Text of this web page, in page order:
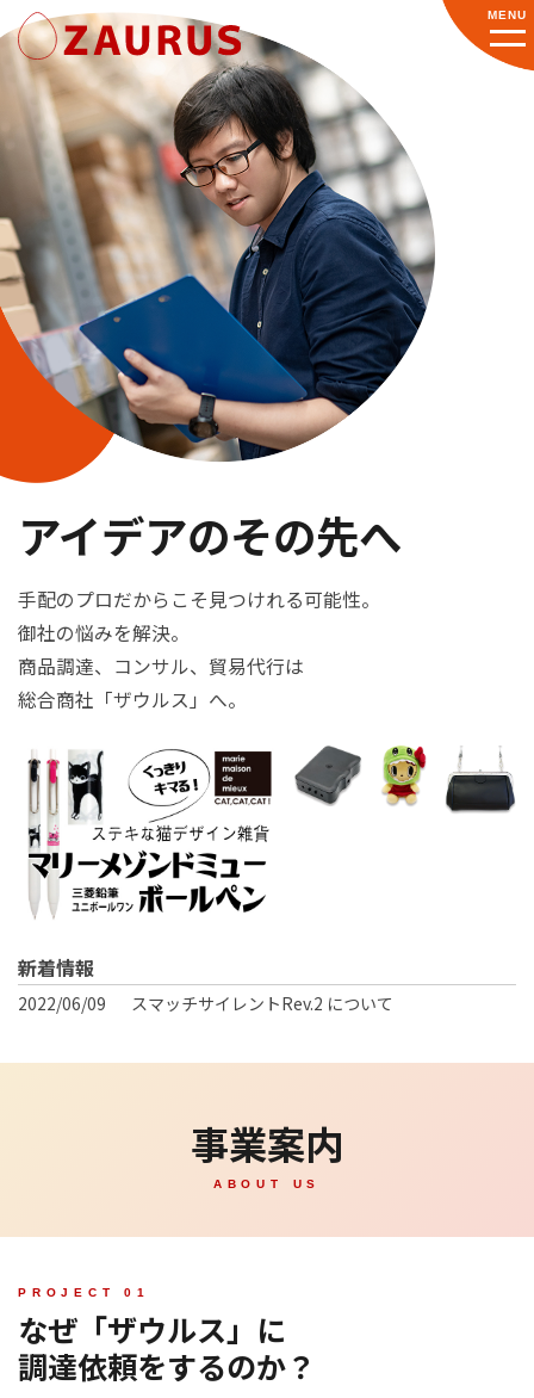
MENU
アイデアのその先へ
手配のプロだからこそ見つけれる可能性。
御社の悩みを解決。
商品調達、コンサル、貿易代行は
総合商社「ザウルス」へ。
新着情報
2022/06/09 スマッチサイレントRev.2 について
2022/01/06 スマーフォンクリッカー 「スマクリ」 のご案内
イレント) 登場
2022/09/06
コロナ感染による業務停止について
事業案内
ABOUT US
なぜ「ザウルス」に
調達依頼をするのか？